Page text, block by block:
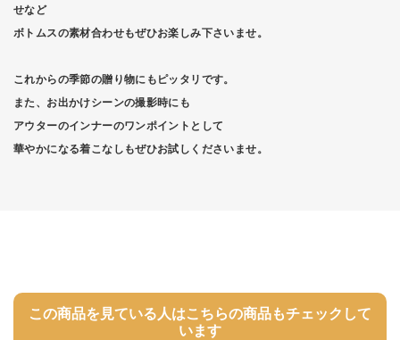
せなど
ボトムスの素材合わせもぜひお楽しみ下さいませ。
これからの季節の贈り物にもピッタリです。
また、お出かけシーンの撮影時にも
アウターのインナーのワンポイントとして
華やかになる着こなしもぜひお試しくださいませ。
この商品を見ている人はこちらの商品もチェックして
います